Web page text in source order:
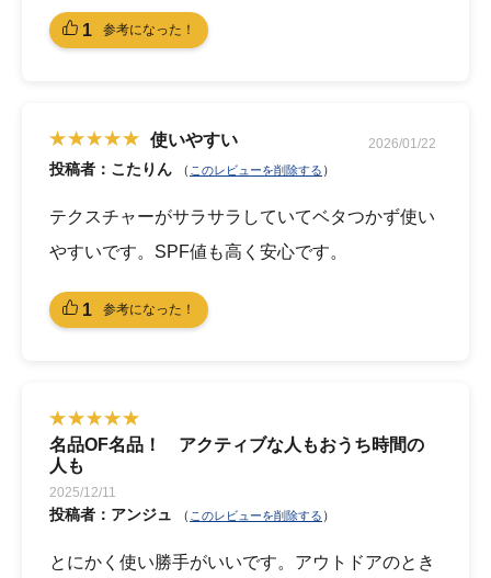
1 参考になった！
使いやすい 2026/01/22
投稿者：こたりん （ このレビューを削除する ）
テクスチャーがサラサラしていてベタつかず使い
やすいです。SPF値も高く安心です。
1 参考になった！
名品OF名品！ アクティブな人もおうち時間の
人も
2025/12/11
投稿者：アンジュ （ このレビューを削除する ）
とにかく使い勝手がいいです。アウトドアのとき